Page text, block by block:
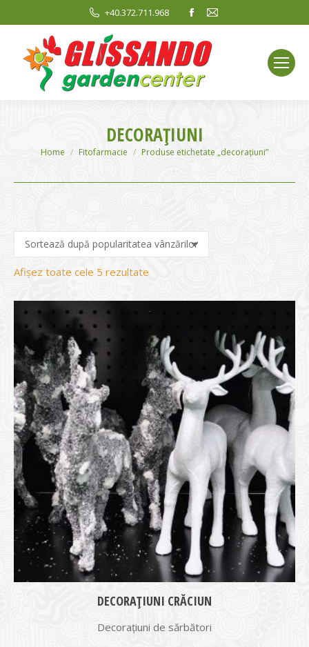
+40.372.711.968
Facebook
opens
in
new
window
Mail
window
DECORAȚIUNI
You are here:
Home Fitofarmacie Produse etichetate „decorațiuni”
Afișez toate cele 5 rezultate
evaluarea
DECORAȚIUNI CRĂCIUN
Decorațiuni de sărbători